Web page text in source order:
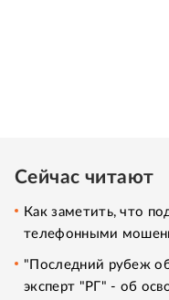
Сейчас читают
Как заметить, что
телефонными
"Последний рубеж
эксперт "РГ" - об